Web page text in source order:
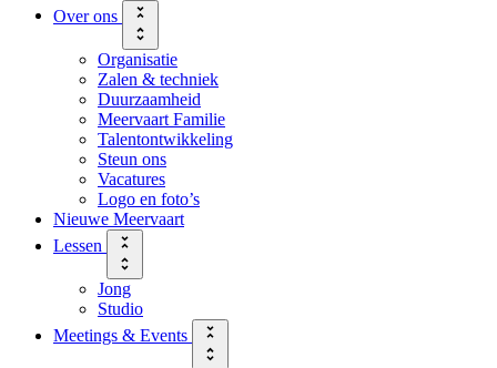
Over ons
Organisatie
Zalen & techniek
Duurzaamheid
Meervaart Familie
Talentontwikkeling
Steun ons
Vacatures
Logo en foto’s
Nieuwe Meervaart
Lessen
Jong
Studio
Meetings & Events